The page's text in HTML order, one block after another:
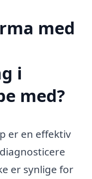
med
i
med?
er en effektiv
er synlige for